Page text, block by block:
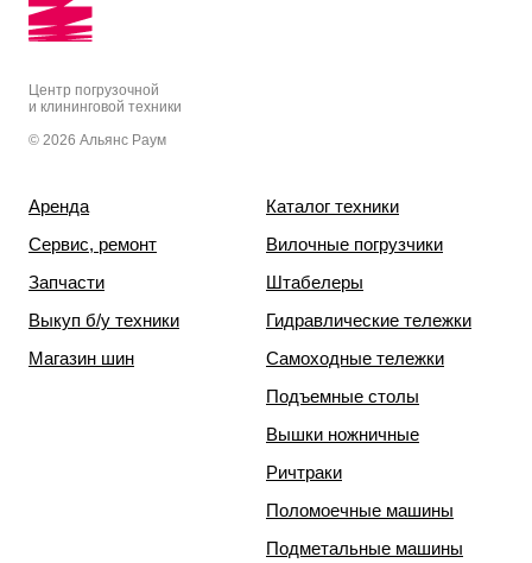
Центр погрузочной
и клининговой техники
© 2026 Альянс Раум
Аренда
Сервис, ремонт
Запчасти
Выкуп б/у техники
Магазин шин
Каталог техники
Вилочные погрузчики
Штабелеры
Гидравлические тележки
Самоходные тележки
Подъемные столы
Вышки ножничные
Ричтраки
Поломоечные машины
Подметальные машины